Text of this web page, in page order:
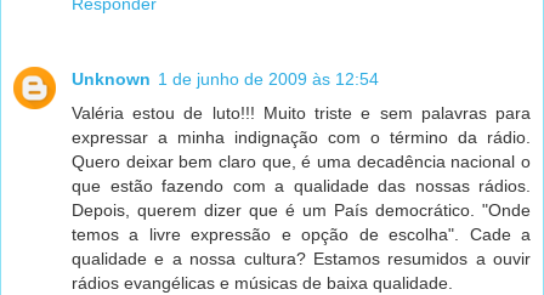
Responder
Unknown 1 de junho de 2009 às 12:54
Valéria estou de luto!!! Muito triste e sem palavras para
expressar a minha indignação com o término da rádio.
Quero deixar bem claro que, é uma decadência nacional o
que estão fazendo com a qualidade das nossas rádios.
Depois, querem dizer que é um País democrático. "Onde
temos a livre expressão e opção de escolha". Cade a
qualidade e a nossa cultura? Estamos resumidos a ouvir
rádios evangélicas e músicas de baixa qualidade.